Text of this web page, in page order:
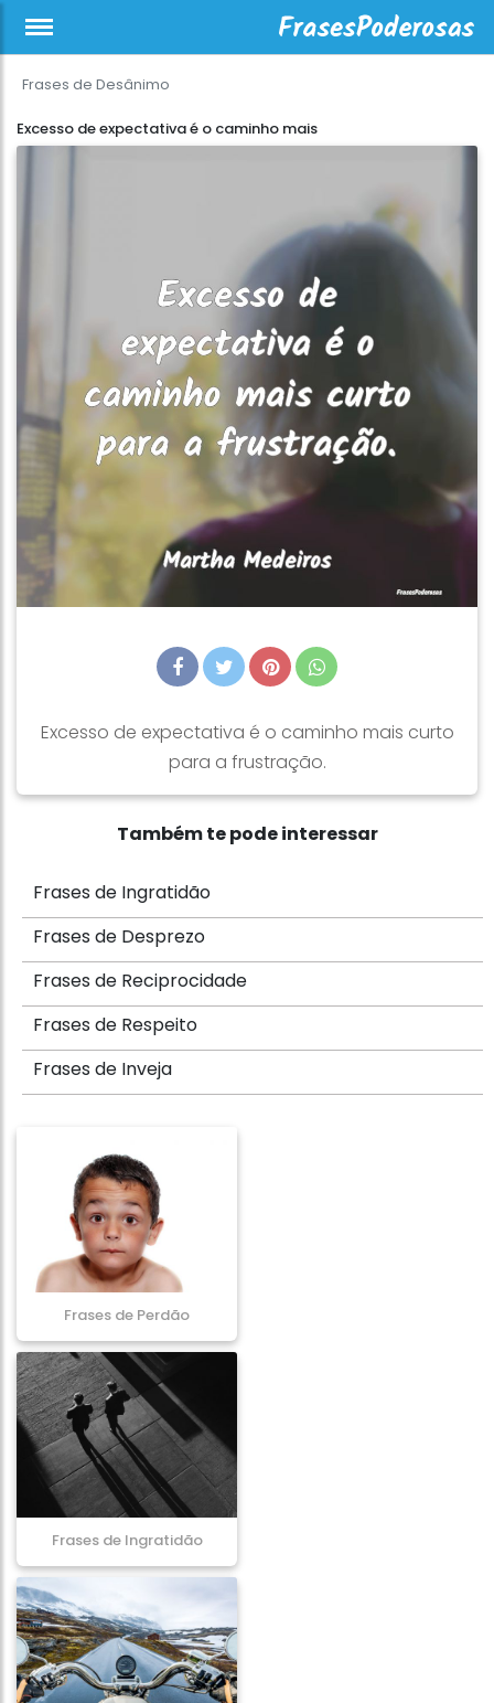
Frases de Desânimo
Excesso de expectativa é o caminho mais
Excesso de expectativa é o caminho mais curto
para a frustração.
Também te pode interessar
Frases de Ingratidão
Frases de Desprezo
Frases de Reciprocidade
Frases de Respeito
Frases de Inveja
Frases de Perdão
Frases de Ingratidão